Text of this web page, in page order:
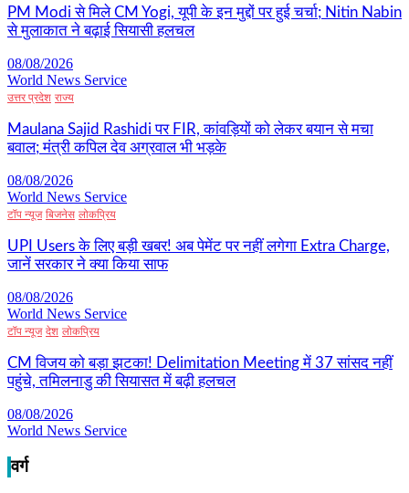
PM Modi से मिले CM Yogi, यूपी के इन मुद्दों पर हुई चर्चा; Nitin Nabin
से मुलाकात ने बढ़ाई सियासी हलचल
08/08/2026
World News Service
उत्तर प्रदेश राज्य
Maulana Sajid Rashidi पर FIR, कांवड़ियों को लेकर बयान से मचा
बवाल; मंत्री कपिल देव अग्रवाल भी भड़के
08/08/2026
World News Service
टॉप न्यूज बिजनेस लोकप्रिय
UPI Users के लिए बड़ी खबर! अब पेमेंट पर नहीं लगेगा Extra Charge,
जानें सरकार ने क्या किया साफ
08/08/2026
World News Service
टॉप न्यूज देश लोकप्रिय
CM विजय को बड़ा झटका! Delimitation Meeting में 37 सांसद नहीं
पहुंचे, तमिलनाडु की सियासत में बढ़ी हलचल
08/08/2026
World News Service
वर्ग